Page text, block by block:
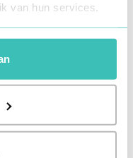
van hun services.